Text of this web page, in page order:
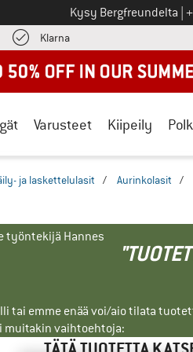
Kysy Bergfreundelta
KlarnaLöydä maksutiedot täältä!
Varusteet Kiipeily
ja laskettelulasit / Aurinkolasit /
työntekijä Hannes
tai emme enää voi/aio tilata
muitakin vaihtoehtoja: